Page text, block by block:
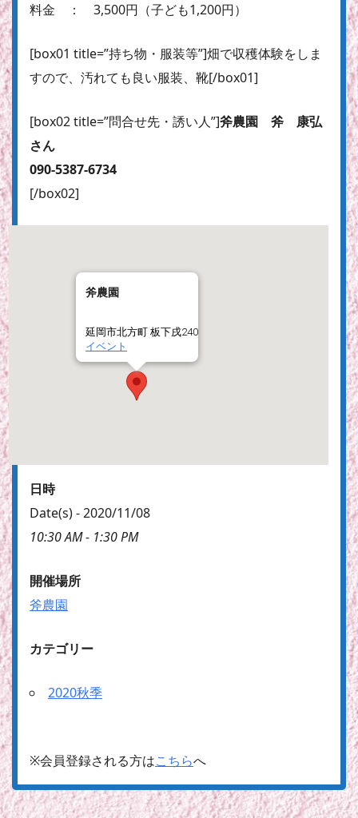
料金 ： 3,500円（子ども1,200円）
[box01 title=”持ち物・服装等”]畑で収穫体験をしま
すので、汚れても良い服装、靴[/box01]
[box02 title=”問合せ先・誘い人”]斧農園 斧 康弘
さん
090-5387-6734
[/box02]
斧農園
延岡市北方町 板下戌240
イベント
日時
Date(s) - 2020/11/08
10:30 AM - 1:30 PM
開催場所
斧農園
カテゴリー
2020秋季
※会員登録される方はこちらへ